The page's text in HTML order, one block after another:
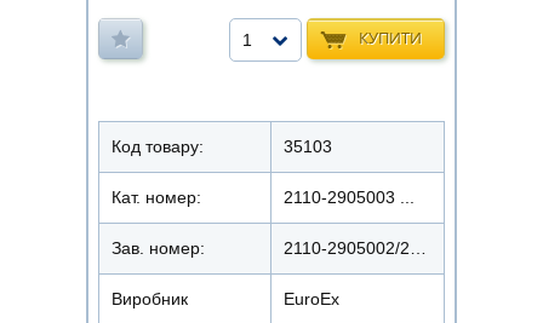
КУПИТИ
1
Код товару: 35103
Кат. номер: 2110-2905003 ...
Зав. номер:
Виробник EuroEx